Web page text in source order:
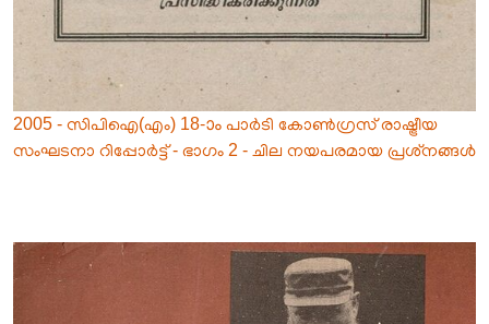
2005 - സിപിഐ(എം) 18-ാം പാർടി കോൺഗ്രസ് രാഷ്ട്രീയ
സംഘടനാ റിപ്പോർട്ട് - ഭാഗം 2 - ചില നയപരമായ പ്രശ്‌നങ്ങൾ